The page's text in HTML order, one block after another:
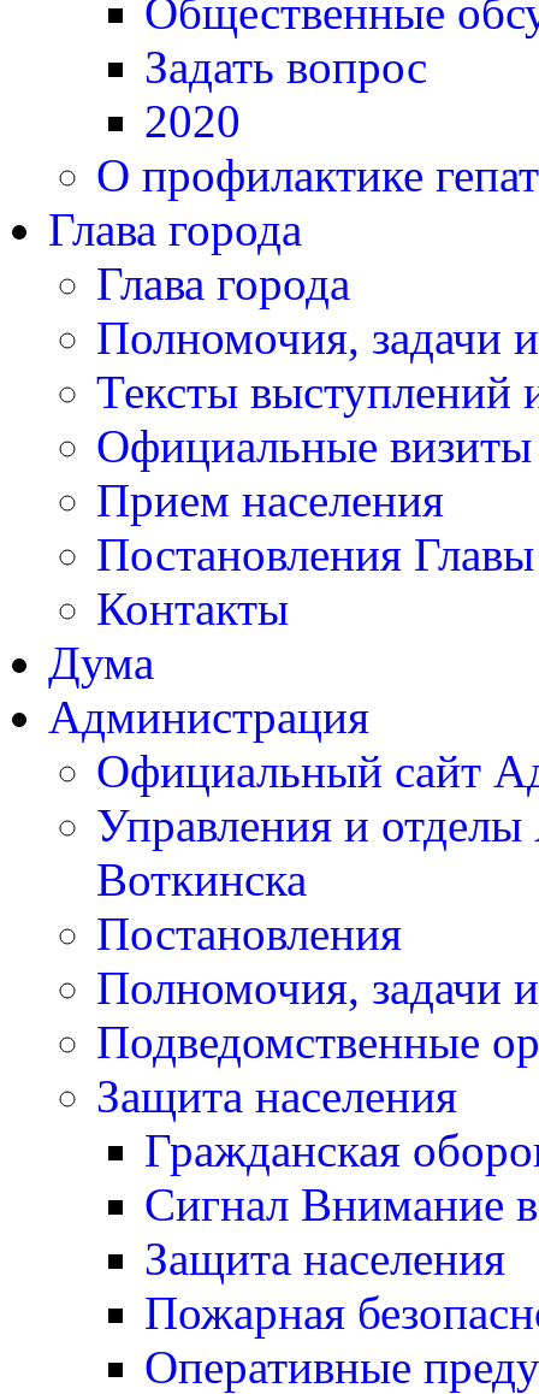
Общественные
Задать вопрос
2020
О профилактике
Глава города
Глава города
Полномочия, задачи
Тексты выступлений
Официальные визиты
Прием населения
Постановления
Контакты
Дума
Администрация
Официальный сайт
Управления и
Воткинска
Постановления
Полномочия, задачи
Подведомственные
Защита населения
Гражданская
Сигнал Внимание
Защита населения
Пожарная
Оперативные